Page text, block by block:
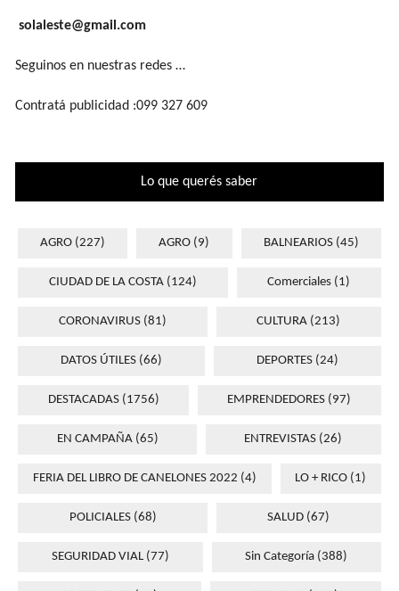
solaleste@gmail.com
Seguinos en nuestras redes …
Contratá publicidad :099 327 609
Lo que querés saber
AGRO (227) AGRO (9) BALNEARIOS(45)
CIUDAD DE LA COSTA(124) Comerciales (1)
CORONAVIRUS(81) CULTURA (213)
DATOS ÚTILES (66) DEPORTES(24)
DESTACADAS(1756) EMPRENDEDORES (97)
EN CAMPAÑA(65) ENTREVISTAS (26)
FERIA DEL LIBRO DE CANELONES 2022 (4) LO + RICO (1)
POLICIALES(68) SALUD (67)
SEGURIDAD VIAL(77) Sin Categoría (388)